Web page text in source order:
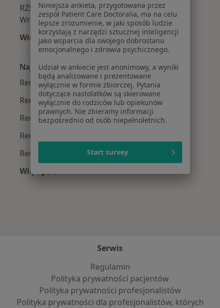
RZS – reumatoidalne zapalenie stawów w
Wrocławiu
Więcej (15)
Więcej w kategorii: Najczęście leczone
Najpopularniejsze ubezpieczenia
Reumatolodzy z Allianz w Wrocławiu
Reumatolodzy z NFZ w Wrocławiu
Reumatolodzy z Medicover w Wrocławiu
Reumatolodzy z POLMED w Wrocławiu
Reumatolodzy z LUX MED w Wrocławiu
Więcej (1)
Serwis
Regulamin
Polityka prywatności pacjentów
Polityka prywatności profesjonalistów
Polityka prywatności dla profesjonalistów, których
Niniejsza ankieta, przygotowana przez
zespół Patient Care Doctoralia, ma na celu
lepsze zrozumienie, w jaki sposób ludzie
korzystają z narzędzi sztucznej inteligencji
jako wsparcia dla swojego dobrostanu
emocjonalnego i zdrowia psychicznego.
Udział w ankiecie jest anonimowy, a wyniki
będą analizowane i prezentowane
wyłącznie w formie zbiorczej. Pytania
dotyczące nastolatków są skierowane
wyłącznie do rodziców lub opiekunów
prawnych. Nie zbieramy informacji
bezpośrednio od osób niepełnoletnich.
Start survey